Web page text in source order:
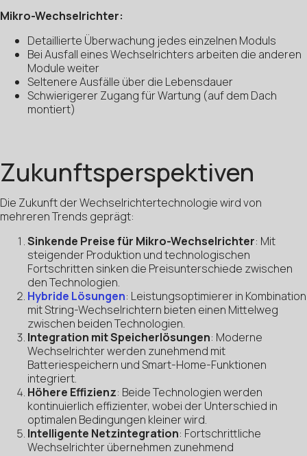
Mikro-Wechselrichter:
Detaillierte Überwachung jedes einzelnen Moduls
Bei Ausfall eines Wechselrichters arbeiten die anderen
Module weiter
Seltenere Ausfälle über die Lebensdauer
Schwierigerer Zugang für Wartung (auf dem Dach
montiert)
Zukunftsperspektiven
Die Zukunft der Wechselrichtertechnologie wird von
mehreren Trends geprägt:
Sinkende Preise für Mikro-Wechselrichter: Mit
steigender Produktion und technologischen
Fortschritten sinken die Preisunterschiede zwischen
den Technologien.
Hybride Lösungen: Leistungsoptimierer in Kombination
mit String-Wechselrichtern bieten einen Mittelweg
zwischen beiden Technologien.
Integration mit Speicherlösungen: Moderne
Wechselrichter werden zunehmend mit
Batteriespeichern und Smart-Home-Funktionen
integriert.
Höhere Effizienz: Beide Technologien werden
kontinuierlich effizienter, wobei der Unterschied in
optimalen Bedingungen kleiner wird.
Intelligente Netzintegration: Fortschrittliche
Wechselrichter übernehmen zunehmend